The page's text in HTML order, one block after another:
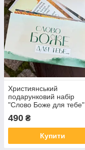
Християнський
подарунковий набір
"Слово Боже для тебе"
490 ₴
Купити